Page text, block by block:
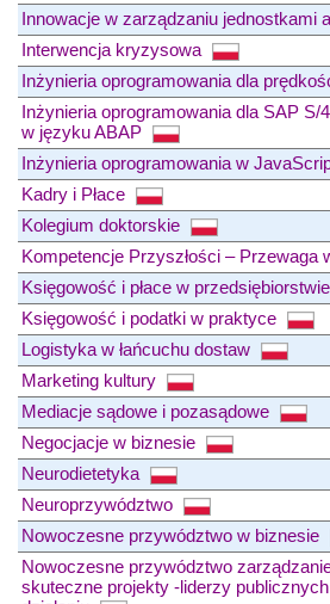
Innowacje w zarządzaniu jednostkami
Interwencja kryzysowa
Inżynieria oprogramowania dla
Inżynieria oprogramowania dla SAP S/
w języku ABAP
Inżynieria oprogramowania w
Kadry i Płace
Kolegium doktorskie
Kompetencje Przyszłości – Przewaga
Księgowość i płace w przedsiębiorstwie
Księgowość i podatki w praktyce
Logistyka w łańcuchu dostaw
Marketing kultury
Mediacje sądowe i pozasądowe
Negocjacje w biznesie
Neurodietetyka
Neuroprzywództwo
Nowoczesne przywództwo w biznesie
Nowoczesne przywództwo
skuteczne projekty -liderzy